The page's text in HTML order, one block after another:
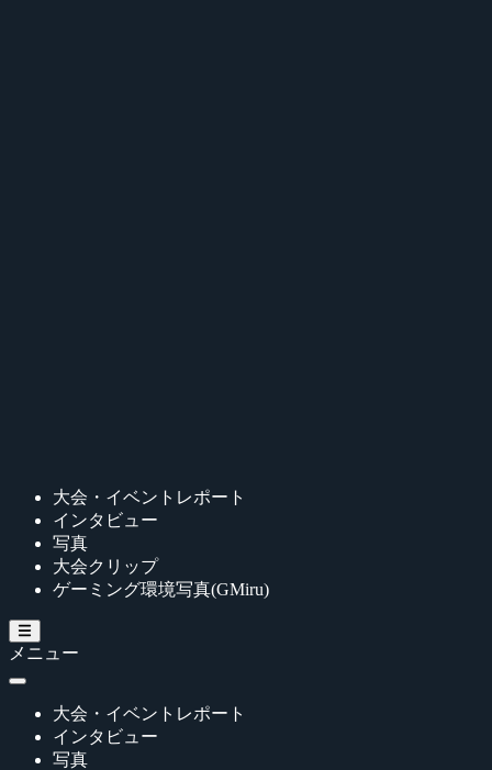
大会・イベントレポート
インタビュー
写真
大会クリップ
ゲーミング環境写真(GMiru)
メニュー
大会・イベントレポート
インタビュー
写真